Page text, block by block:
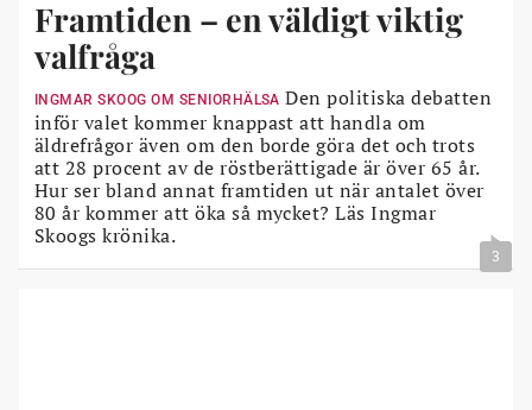
Framtiden – en väldigt viktig
valfråga
INGMAR SKOOG OM SENIORHÄLSA Den politiska debatten
inför valet kommer knappast att handla om
äldrefrågor även om den borde göra det och trots
att 28 procent av de röstberättigade är över 65 år.
Hur ser bland annat framtiden ut när antalet över
80 år kommer att öka så mycket? Läs Ingmar
Skoogs krönika.
3